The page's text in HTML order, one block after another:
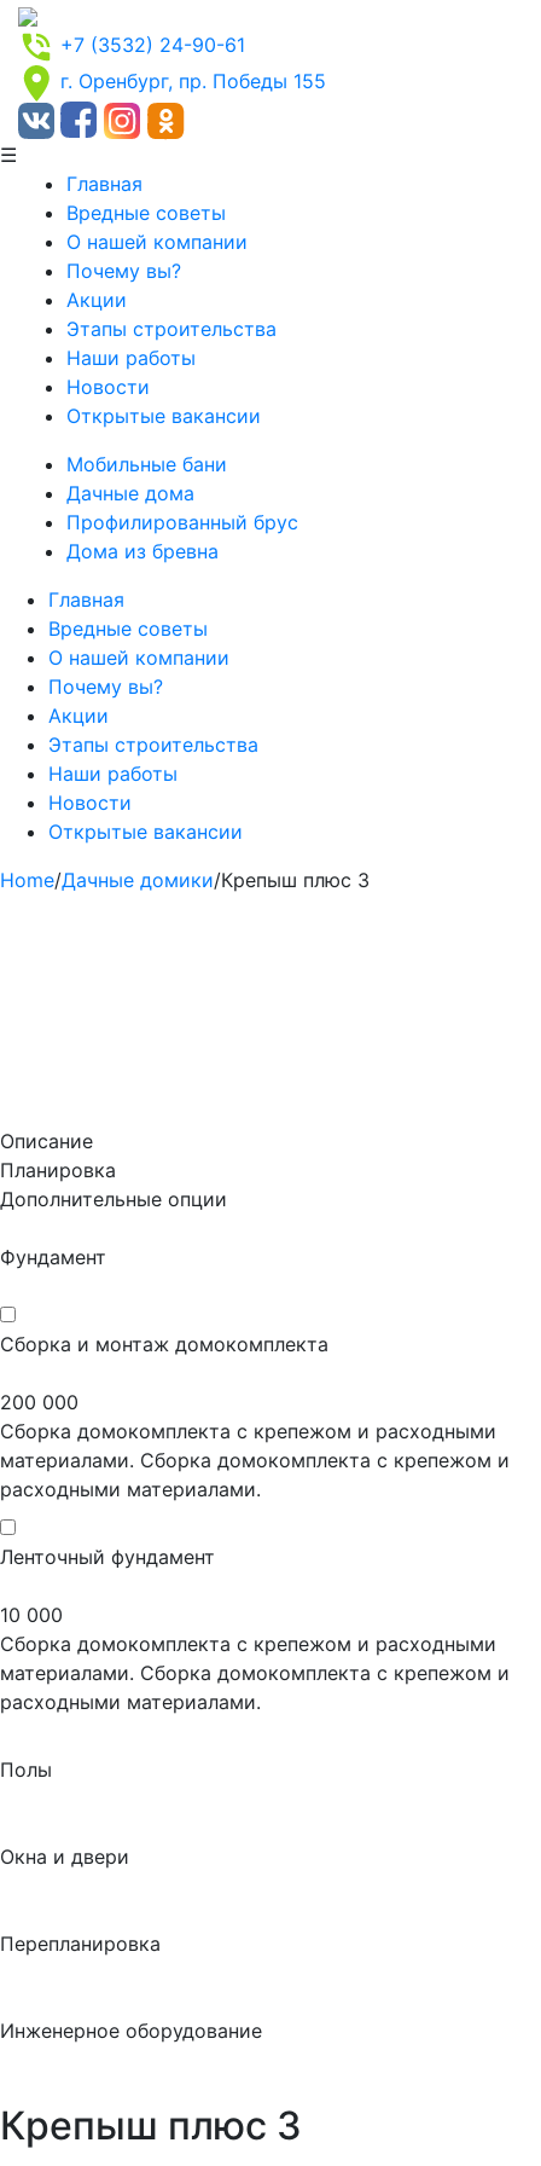
+7 (3532) 24-90-61
г. Оренбург, пр. Победы 155
☰
Главная
Вредные советы
О нашей компании
Почему вы?
Акции
Этапы строительства
Наши работы
Новости
Открытые вакансии
Мобильные бани
Дачные дома
Профилированный брус
Дома из бревна
Главная
Вредные советы
О нашей компании
Почему вы?
Акции
Этапы строительства
Наши работы
Новости
Открытые вакансии
Home/Дачные домики/Крепыш плюс 3
Описание
Планировка
Дополнительные опции
Фундамент
Сборка и монтаж домокомплекта
200 000
Сборка домокомплекта с крепежом и расходными
материалами. Сборка домокомплекта с крепежом и
расходными материалами.
Ленточный фундамент
10 000
Сборка домокомплекта с крепежом и расходными
материалами. Сборка домокомплекта с крепежом и
расходными материалами.
Полы
Окна и двери
Перепланировка
Инженерное оборудование
Крепыш плюс 3